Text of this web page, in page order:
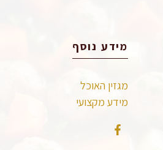
מידע נוסף
מגזין האוכל
מידע מקצועי